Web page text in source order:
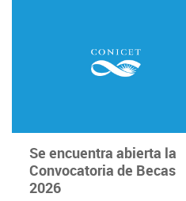
Institucional
Se encuentra abierta la
Convocatoria de Becas
2026
VER REGISTRO DE
VIAJES DE
VER VERIFICADOR DE